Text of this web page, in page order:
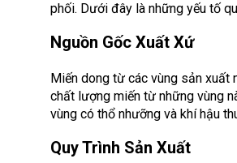
phối. Dưới đây là những yếu tố
Nguồn Gốc Xuất Xứ
Miến dong từ các vùng sản xuất
chất lượng miến từ những vùng
vùng có thổ nhưỡng và khí hậu
Quy Trình Sản Xuất